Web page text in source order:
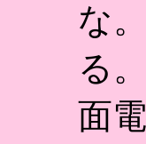
な
る
面